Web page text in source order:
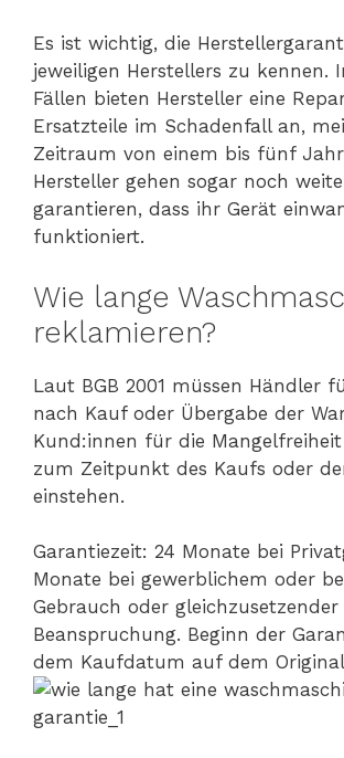
Es ist wichtig, die
jeweiligen Herstellers zu kennen.
Fällen bieten Hersteller eine
Ersatzteile im Schadenfall an,
Zeitraum von einem bis fünf
Hersteller gehen sogar noch
garantieren, dass ihr Gerät
funktioniert.
Wie lange
reklamieren?
Laut BGB 2001 müssen Händler
nach Kauf oder Übergabe der
Kund:innen für die Mangelfreiheit
zum Zeitpunkt des Kaufs oder
einstehen.
Garantiezeit: 24 Monate bei
Monate bei gewerblichem oder
Gebrauch oder gleichzusetzender
Beanspruchung. Beginn der
dem Kaufdatum auf dem